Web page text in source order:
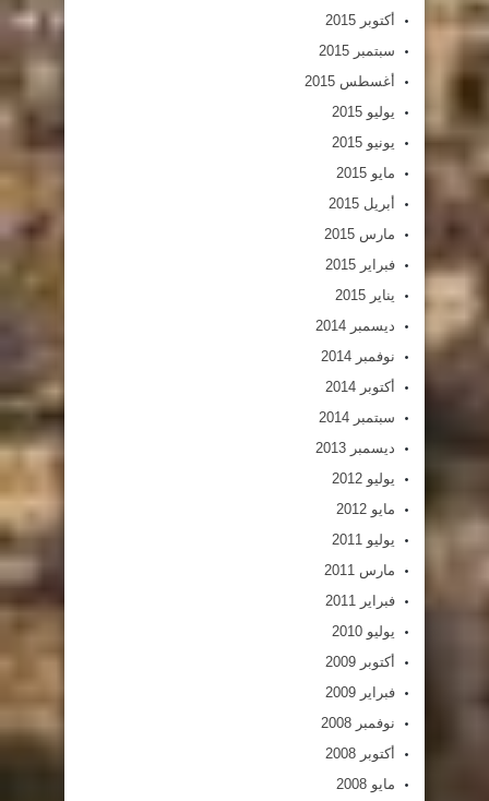
أكتوبر 2015
سبتمبر 2015
أغسطس 2015
يوليو 2015
يونيو 2015
مايو 2015
أبريل 2015
مارس 2015
فبراير 2015
يناير 2015
ديسمبر 2014
نوفمبر 2014
أكتوبر 2014
سبتمبر 2014
ديسمبر 2013
يوليو 2012
مايو 2012
يوليو 2011
مارس 2011
فبراير 2011
يوليو 2010
أكتوبر 2009
فبراير 2009
نوفمبر 2008
أكتوبر 2008
مايو 2008